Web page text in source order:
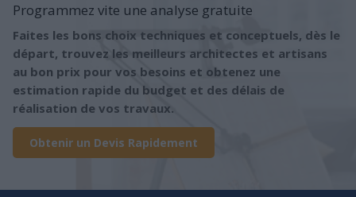
Programmez vite une analyse gratuite
Faites les bons choix techniques et conceptuels, dès le
départ, trouvez les meilleurs architectes et artisans
au bon prix pour vos besoins et obtenez une
estimation rapide du budget et des délais de
réalisation de vos travaux.
Obtenir un Devis Rapidement